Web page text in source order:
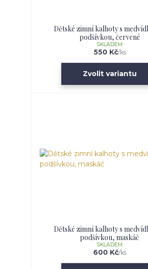
Dětské zimní kalhoty s
podšívkou, červené
550 Kč/ks
SKLADEM
Zvolit variantu
Dětské zimní kalhoty s
podšívkou, maskáč
600 Kč/ks
SKLADEM